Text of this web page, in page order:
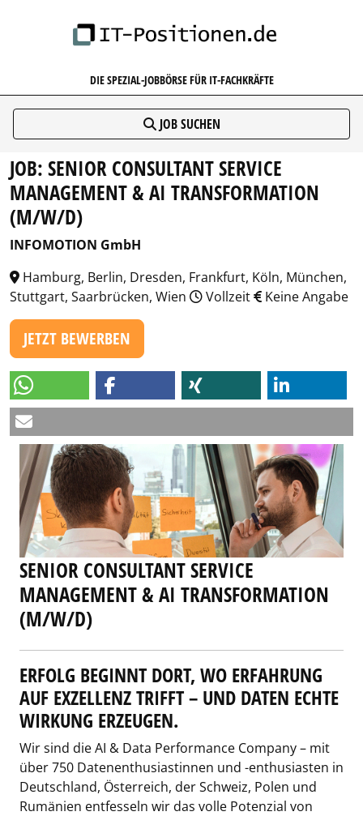
DIE SPEZIAL-JOBBÖRSE FÜR IT-FACHKRÄFTE
JOB SUCHEN
JOB: SENIOR CONSULTANT SERVICE
MANAGEMENT & AI TRANSFORMATION
(M/W/D)
INFOMOTION GmbH
Hamburg, Berlin, Dresden, Frankfurt, Köln, München,
Stuttgart, Saarbrücken, Wien
Vollzeit Keine Angabe
JETZT BEWERBEN
SENIOR CONSULTANT SERVICE
MANAGEMENT & AI TRANSFORMATION
(M/W/D)
ERFOLG BEGINNT DORT, WO ERFAHRUNG
AUF EXZELLENZ TRIFFT – UND DATEN ECHTE
WIRKUNG ERZEUGEN.
Wir sind die AI & Data Performance Company – mit
über 750 Datenenthusiastinnen und -enthusiasten in
Deutschland, Österreich, der Schweiz, Polen und
Rumänien entfesseln wir das volle Potenzial von